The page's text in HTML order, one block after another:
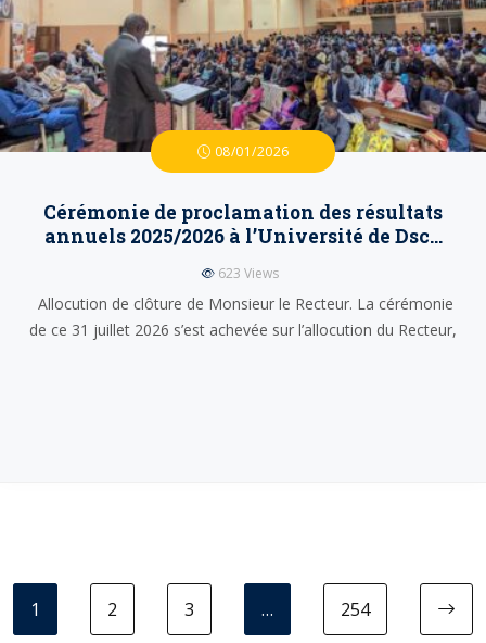
08/01/2026
Cérémonie de proclamation des résultats
annuels 2025/2026 à l’Université de Dsc…
623 Views
Allocution de clôture de Monsieur le Recteur. La cérémonie
de ce 31 juillet 2026 s’est achevée sur l’allocution du Recteur,
1 2 3 … 254